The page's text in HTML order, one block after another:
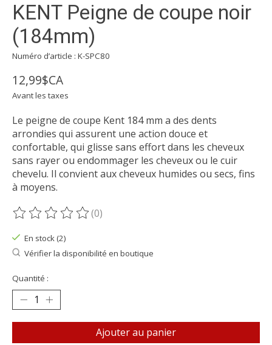
KENT Peigne de coupe noir
(184mm)
Numéro d’article : K-SPC80
12,99$CA
Avant les taxes
Le peigne de coupe Kent 184 mm a des dents
arrondies qui assurent une action douce et
confortable, qui glisse sans effort dans les cheveux
sans rayer ou endommager les cheveux ou le cuir
chevelu. Il convient aux cheveux humides ou secs, fins
à moyens.
Ce produit est évalué à
(0)
En stock (2)
Vérifier la disponibilité en boutique
Quantité :
Ajouter au panier